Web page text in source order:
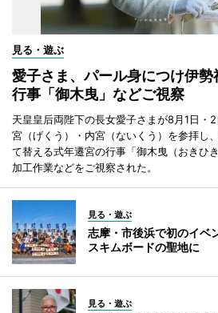
見る・遊ぶ
愛子さま、パール身につけ伊
行事「御木曳」などご視察
天皇皇后両陛下の長女愛子さまが8月1日・
宮（げくう）・内宮（ないくう）を参拝し
て替える式年遷宮の行事「御木曳（おきひ
加工作業などをご視察された。
見る・遊ぶ
志摩・市後浜で初のイ
スキムボードの聖地に
見る・遊ぶ